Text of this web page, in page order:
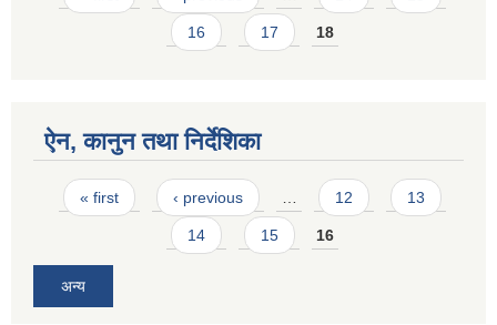
16 17 18
ऐन, कानुन तथा निर्देशिका
Pages
« first ‹ previous 12 13
14 15 16
अन्य